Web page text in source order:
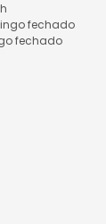
fechado
fechado